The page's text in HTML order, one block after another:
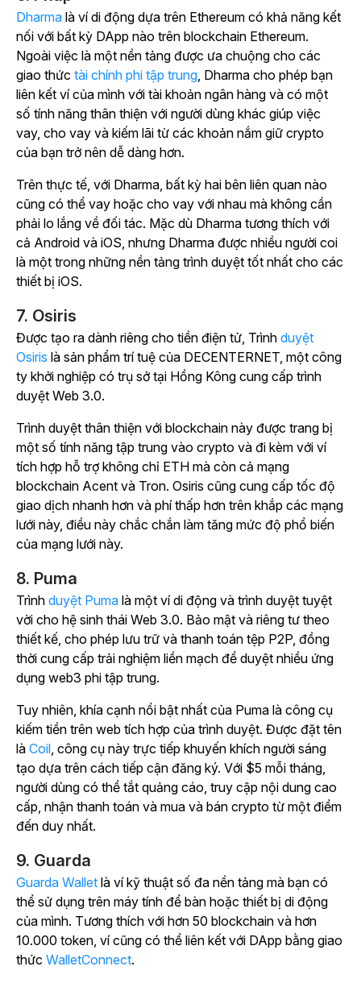
Dharma là ví di động dựa trên Ethereum có khả năng kết
nối với bất kỳ DApp nào trên blockchain Ethereum.
Ngoài việc là một nền tảng được ưa chuộng cho các
giao thức tài chính phi tập trung, Dharma cho phép bạn
liên kết ví của mình với tài khoản ngân hàng và có một
số tính năng thân thiện với người dùng khác giúp việc
vay, cho vay và kiếm lãi từ các khoản nắm giữ crypto
của bạn trở nên dễ dàng hơn.
Trên thực tế, với Dharma, bất kỳ hai bên liên quan nào
cũng có thể vay hoặc cho vay với nhau mà không cần
phải lo lắng về đối tác. Mặc dù Dharma tương thích với
cả Android và iOS, nhưng Dharma được nhiều người coi
là một trong những nền tảng trình duyệt tốt nhất cho các
thiết bị iOS.
7. Osiris
Được tạo ra dành riêng cho tiền điện tử, Trình duyệt
Osiris là sản phẩm trí tuệ của DECENTERNET, một công
ty khởi nghiệp có trụ sở tại Hồng Kông cung cấp trình
duyệt Web 3.0.
Trình duyệt thân thiện với blockchain này được trang bị
một số tính năng tập trung vào crypto và đi kèm với ví
tích hợp hỗ trợ không chỉ ETH mà còn cả mạng
blockchain Acent và Tron. Osiris cũng cung cấp tốc độ
giao dịch nhanh hơn và phí thấp hơn trên khắp các mạng
lưới này, điều này chắc chắn làm tăng mức độ phổ biến
của mạng lưới này.
8. Puma
Trình duyệt Puma là một ví di động và trình duyệt tuyệt
vời cho hệ sinh thái Web 3.0. Bảo mật và riêng tư theo
thiết kế, cho phép lưu trữ và thanh toán tệp P2P, đồng
thời cung cấp trải nghiệm liền mạch để duyệt nhiều ứng
dụng web3 phi tập trung.
Tuy nhiên, khía cạnh nổi bật nhất của Puma là công cụ
kiếm tiền trên web tích hợp của trình duyệt. Được đặt tên
là Coil, công cụ này trực tiếp khuyến khích người sáng
tạo dựa trên cách tiếp cận đăng ký. Với $5 mỗi tháng,
người dùng có thể tắt quảng cáo, truy cập nội dung cao
cấp, nhận thanh toán và mua và bán crypto từ một điểm
đến duy nhất.
9. Guarda
Guarda Wallet là ví kỹ thuật số đa nền tảng mà bạn có
thể sử dụng trên máy tính để bàn hoặc thiết bị di động
của mình. Tương thích với hơn 50 blockchain và hơn
10.000 token, ví cũng có thể liên kết với DApp bằng giao
thức WalletConnect.